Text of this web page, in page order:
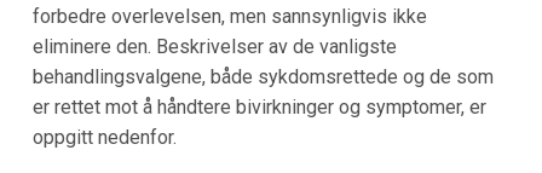
forbedre overlevelsen, men sannsynligvis ikke
eliminere den. Beskrivelser av de vanligste
behandlingsvalgene, både sykdomsrettede og de som
er rettet mot å håndtere bivirkninger og symptomer, er
oppgitt nedenfor.